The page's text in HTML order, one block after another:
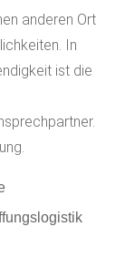
anderen Ort
In
ist die